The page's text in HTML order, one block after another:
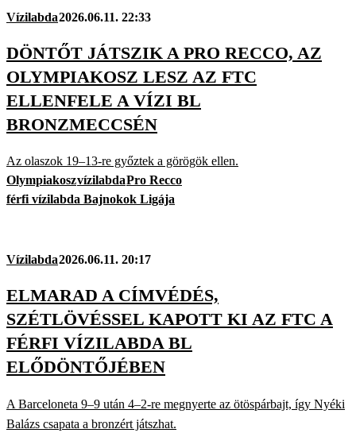
Vízilabda2026.06.11. 22:33
DÖNTŐT JÁTSZIK A PRO RECCO, AZ
OLYMPIAKOSZ LESZ AZ FTC
ELLENFELE A VÍZI BL
BRONZMECCSÉN
Az olaszok 19–13-re győztek a görögök ellen.
OlympiakoszvízilabdaPro Recco
férfi vízilabda Bajnokok Ligája
Vízilabda2026.06.11. 20:17
ELMARAD A CÍMVÉDÉS,
SZÉTLÖVÉSSEL KAPOTT KI AZ FTC A
FÉRFI VÍZILABDA BL
ELŐDÖNTŐJÉBEN
A Barceloneta 9–9 után 4–2-re megnyerte az ötöspárbajt, így Nyéki
Balázs csapata a bronzért játszhat.